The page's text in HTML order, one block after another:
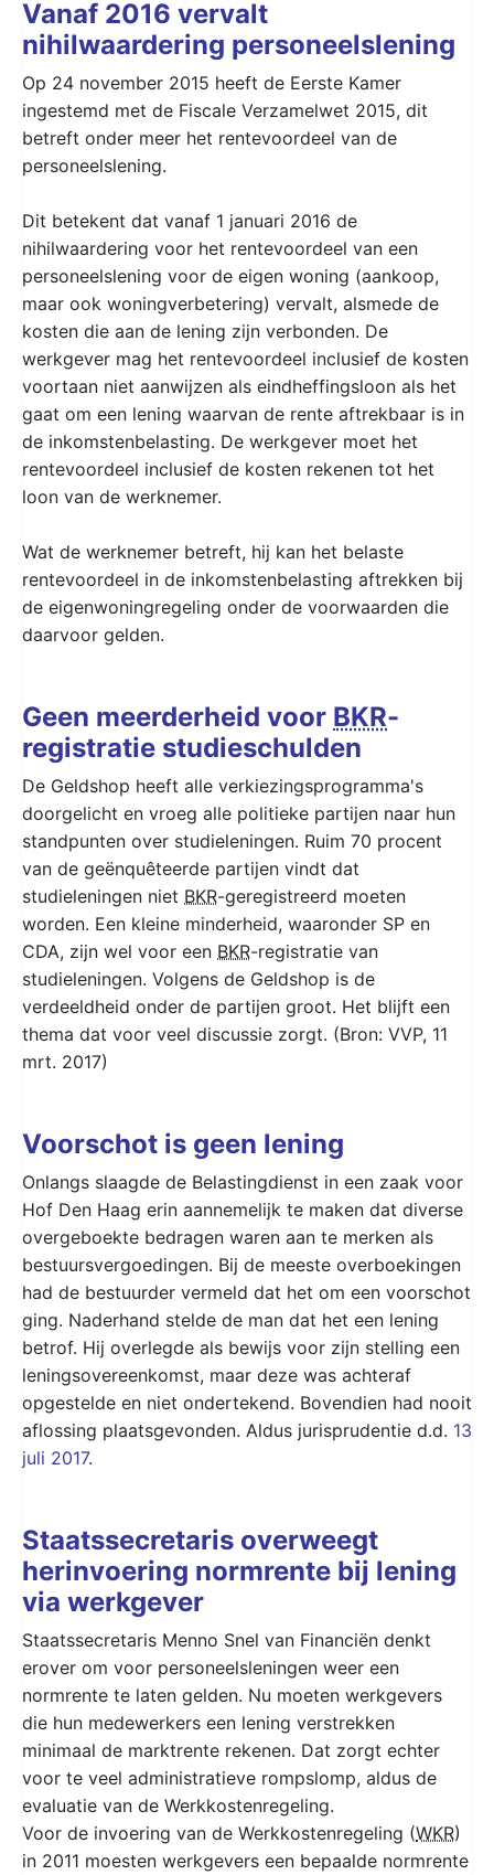
Vanaf 2016 vervalt
nihilwaardering personeelslening
Op 24 november 2015 heeft de Eerste Kamer
ingestemd met de Fiscale Verzamelwet 2015, dit
betreft onder meer het rentevoordeel van de
personeelslening.
Dit betekent dat vanaf 1 januari 2016 de
nihilwaardering voor het rentevoordeel van een
personeelslening voor de eigen woning (aankoop,
maar ook woningverbetering) vervalt, alsmede de
kosten die aan de lening zijn verbonden. De
werkgever mag het rentevoordeel inclusief de kosten
voortaan niet aanwijzen als eindheffingsloon als het
gaat om een lening waarvan de rente aftrekbaar is in
de inkomstenbelasting. De werkgever moet het
rentevoordeel inclusief de kosten rekenen tot het
loon van de werknemer.
Wat de werknemer betreft, hij kan het belaste
rentevoordeel in de inkomstenbelasting aftrekken bij
de eigenwoningregeling onder de voorwaarden die
daarvoor gelden.
Geen meerderheid voor BKR-
registratie studieschulden
De Geldshop heeft alle verkiezingsprogramma's
doorgelicht en vroeg alle politieke partijen naar hun
standpunten over studieleningen. Ruim 70 procent
van de geënquêteerde partijen vindt dat
studieleningen niet BKR-geregistreerd moeten
worden. Een kleine minderheid, waaronder SP en
CDA, zijn wel voor een BKR-registratie van
studieleningen. Volgens de Geldshop is de
verdeeldheid onder de partijen groot. Het blijft een
thema dat voor veel discussie zorgt. (Bron: VVP, 11
mrt. 2017)
Voorschot is geen lening
Onlangs slaagde de Belastingdienst in een zaak voor
Hof Den Haag erin aannemelijk te maken dat diverse
overgeboekte bedragen waren aan te merken als
bestuursvergoedingen. Bij de meeste overboekingen
had de bestuurder vermeld dat het om een voorschot
ging. Naderhand stelde de man dat het een lening
betrof. Hij overlegde als bewijs voor zijn stelling een
leningsovereenkomst, maar deze was achteraf
opgestelde en niet ondertekend. Bovendien had nooit
aflossing plaatsgevonden. Aldus jurisprudentie d.d. 13
juli 2017.
Staatssecretaris overweegt
herinvoering normrente bij lening
via werkgever
Staatssecretaris Menno Snel van Financiën denkt
erover om voor personeelsleningen weer een
normrente te laten gelden. Nu moeten werkgevers
die hun medewerkers een lening verstrekken
minimaal de marktrente rekenen. Dat zorgt echter
voor te veel administratieve rompslomp, aldus de
evaluatie van de Werkkostenregeling.
Voor de invoering van de Werkkostenregeling (WKR)
in 2011 moesten werkgevers een bepaalde normrente